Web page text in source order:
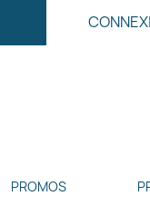
PROMOS